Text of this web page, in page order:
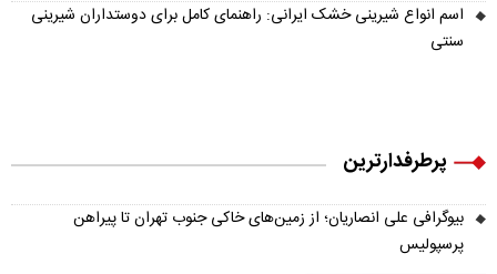
اسم انواع شیرینی خشک ایرانی: راهنمای کامل برای دوستداران شیرینی
سنتی
پرطرفدارترین
بیوگرافی علی انصاریان؛ از زمین‌های خاکی جنوب تهران تا پیراهن
پرسپولیس